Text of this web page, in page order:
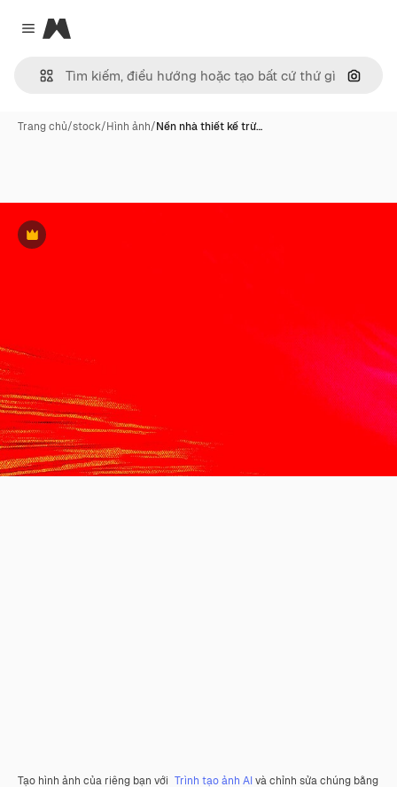
Close menu
Magnific
Tìm
Trang chủ/stock/Hình ảnh/Nền nhà thiết kế trừ…
Phần thưởng
Tạo hình ảnh của riêng bạn với Trình tạo ảnh AIvà chỉnh sửa chúng bằng